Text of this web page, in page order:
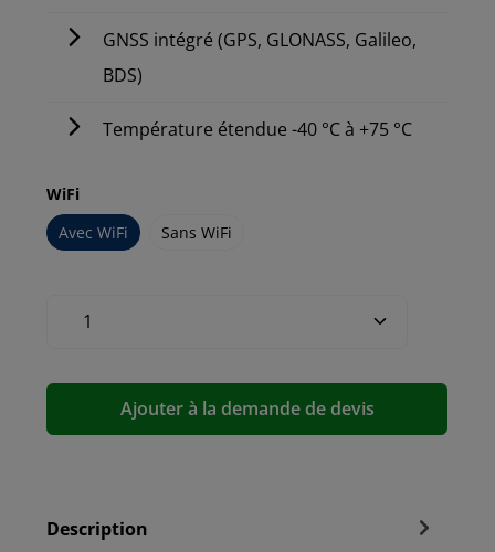
GNSS intégré (GPS, GLONASS, Galileo,
BDS)
Température étendue -40 °C à +75 °C
WiFi
Avec WiFi
Sans WiFi
Ajouter à la demande de devis
Description